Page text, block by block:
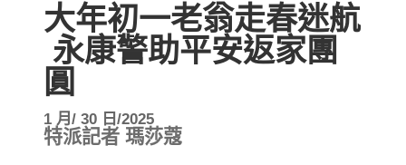
大年初一老翁走春迷航
永康警助平安返家團
圓
1 月/ 30 日/2025
特派記者 瑪莎蔻